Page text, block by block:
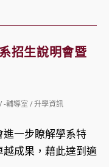
招生說明會暨
/-輔導室 /升學資訊
一步瞭解學系特
成果，藉此達到適